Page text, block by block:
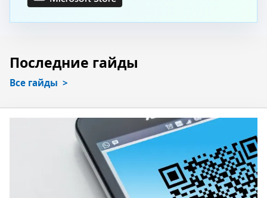
Последние гайды
Все гайды